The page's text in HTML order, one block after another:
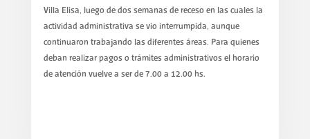
Villa Elisa, luego de dos semanas de receso en las cuales la
actividad administrativa se vio interrumpida, aunque
continuaron trabajando las diferentes áreas. Para quienes
deban realizar pagos o trámites administrativos el horario
de atención vuelve a ser de 7.00 a 12.00 hs.